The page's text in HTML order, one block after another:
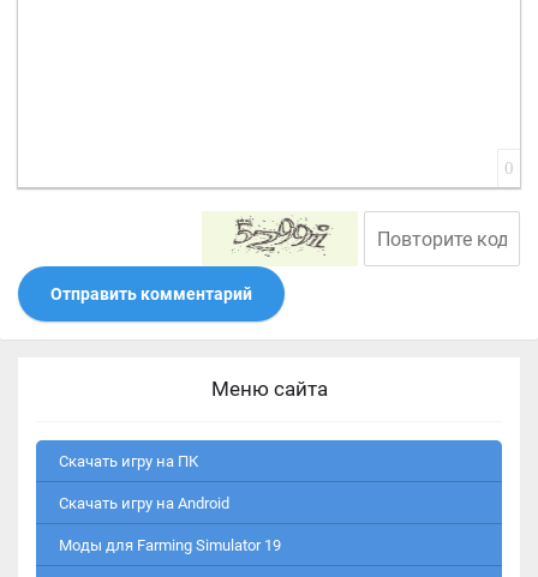
0
Отправить комментарий
Меню сайта
Скачать игру на ПК
Скачать игру на Android
Моды для Farming Simulator 19